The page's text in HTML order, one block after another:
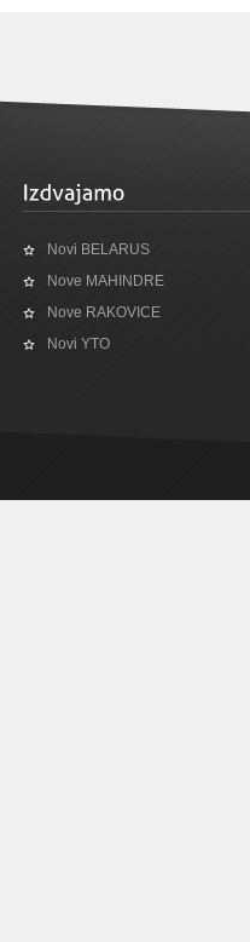
Novi BELARUS
Nove MAHINDRE
Nove RAKOVICE
Novi YTO